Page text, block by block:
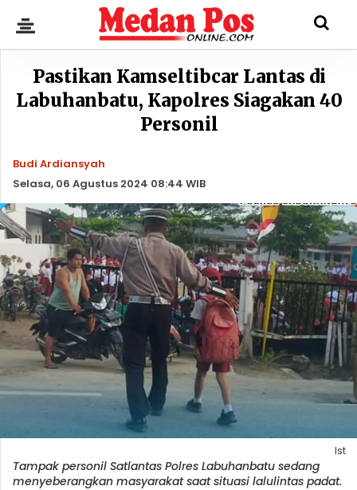
Pastikan Kamseltibcar Lantas di
Labuhanbatu, Kapolres Siagakan 40
Personil
Budi Ardiansyah
Selasa, 06 Agustus 2024 08:44 WIB
Ist
Tampak personil Satlantas Polres Labuhanbatu sedang
menyeberangkan masyarakat saat situasi lalulintas padat.